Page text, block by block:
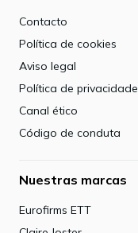
Contacto
Política de cookies
Aviso legal
Política de privacidade
Canal ético
Código de conduta
Nuestras marcas
Eurofirms ETT